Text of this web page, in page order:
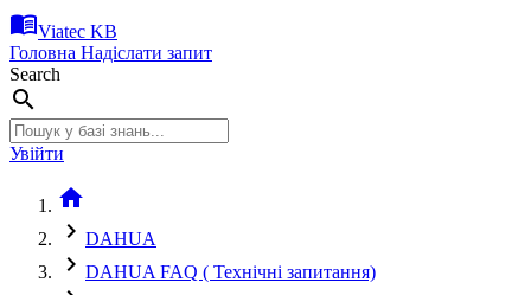
menu_bookViatec KB
Головна Надіслати запит
Search
search
Увійти
home
chevron_right DAHUA
chevron_right DAHUA FAQ ( Технічні запитання)